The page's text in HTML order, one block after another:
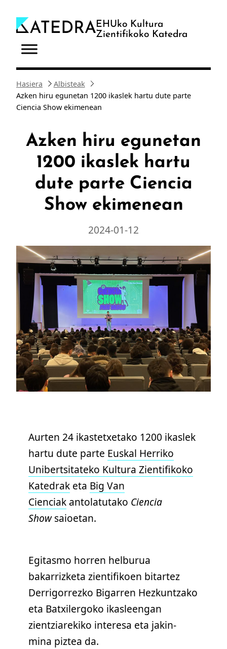
edukira
EHUko Kultura
Zientifikoko Katedra
Hasiera
Albisteak
Azken hiru egunetan 1200 ikaslek hartu dute parte
Ciencia Show ekimenean
Azken hiru egunetan
1200 ikaslek hartu
dute parte Ciencia
Show ekimenean
2024-01-12
Aurten 24 ikastetxetako 1200 ikaslek
hartu dute parte Euskal Herriko
Unibertsitateko Kultura Zientifikoko
Katedrak eta Big Van
Cienciak antolatutako Ciencia
Showsaioetan.
Egitasmo horren helburua
bakarrizketa zientifikoen bitartez
Derrigorrezko Bigarren Hezkuntzako
eta Batxilergoko ikasleengan
zientziarekiko interesa eta jakin-
mina piztea da.